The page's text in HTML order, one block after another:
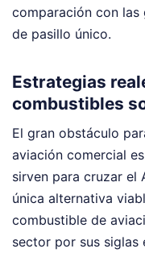
comparación con las
de pasillo único.
Estrategias
combustibles
El gran obstáculo
aviación comercial
sirven para cruzar el
única alternativa
combustible de
sector por sus siglas